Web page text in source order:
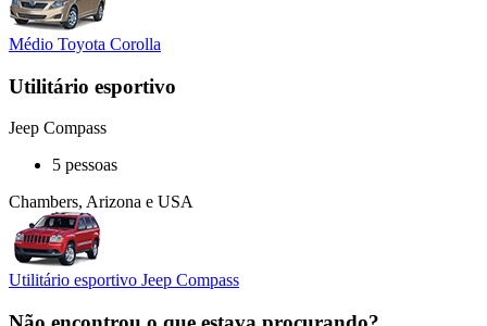
Médio Toyota Corolla
Utilitário esportivo
Jeep Compass
5 pessoas
Chambers, Arizona e USA
Utilitário esportivo Jeep Compass